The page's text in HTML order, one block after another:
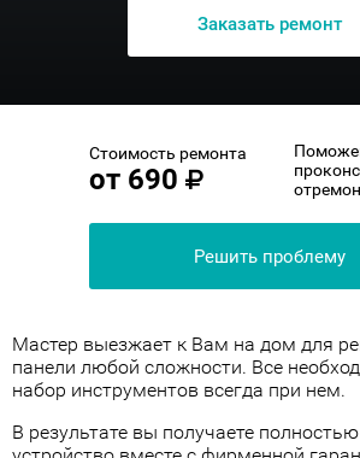
Заказать ремонт
Стоимость ремонта
от 690
Решить проблему
Мастер выезжает к Вам на дом для
панели любой сложности. Все
набор инструментов всегда при нем.
В результате вы получаете